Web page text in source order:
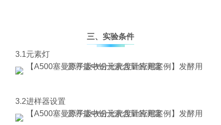
三、实验条件
3.1元素灯
3.2进样器设置